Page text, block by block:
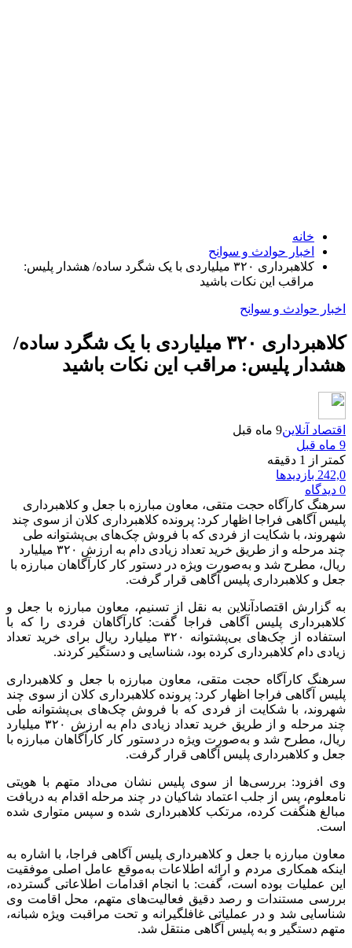
خانه
اخبار حوادث و سوانح
کلاهبرداری ۳۲۰ میلیاردی با یک شگرد ساده/ هشدار پلیس:
مراقب این نکات باشید
اخبار حوادث و سوانح
کلاهبرداری ۳۲۰ میلیاردی با یک شگرد ساده/
هشدار پلیس: مراقب این نکات باشید
اقتصاد آنلاین9 ماه قبل
9 ماه قبل
کمتر از 1 دقیقه
242,0 بازدیدها
0 دیدگاه
سرهنگ کارآگاه حجت متقی، معاون مبارزه با جعل و کلاهبرداری
پلیس آگاهی فراجا اظهار کرد: پرونده کلاهبرداری کلان از سوی چند
شهروند، با شکایت از فردی که با فروش چک‌های بی‌پشتوانه طی
چند مرحله و از طریق خرید تعداد زیادی دام به ارزش ۳۲۰ میلیارد
ریال، مطرح شد و به‌صورت ویژه در دستور کار کارآگاهان مبارزه با
جعل و کلاهبرداری پلیس آگاهی قرار گرفت.
به گزارش اقتصادآنلاین به نقل از تسنیم، معاون مبارزه با جعل و
کلاهبرداری پلیس آگاهی فراجا گفت: کارآگاهان فردی را که با
استفاده از چک‌های بی‌پشتوانه ۳۲۰ میلیارد ریال برای خرید تعداد
زیادی دام کلاهبرداری کرده بود، شناسایی و دستگیر کردند.
سرهنگ کارآگاه حجت متقی، معاون مبارزه با جعل و کلاهبرداری
پلیس آگاهی فراجا اظهار کرد: پرونده کلاهبرداری کلان از سوی چند
شهروند، با شکایت از فردی که با فروش چک‌های بی‌پشتوانه طی
چند مرحله و از طریق خرید تعداد زیادی دام به ارزش ۳۲۰ میلیارد
ریال، مطرح شد و به‌صورت ویژه در دستور کار کارآگاهان مبارزه با
جعل و کلاهبرداری پلیس آگاهی قرار گرفت.
وی افزود: بررسی‌ها از سوی پلیس نشان می‌داد متهم با هویتی
نامعلوم، پس از جلب اعتماد شاکیان در چند مرحله اقدام به دریافت
مبالغ هنگفت کرده، مرتکب کلاهبرداری شده و سپس متواری شده
است.
معاون مبارزه با جعل و کلاهبرداری پلیس آگاهی فراجا، با اشاره به
اینکه همکاری مردم و ارائه اطلاعات به‌موقع عامل اصلی موفقیت
این عملیات بوده است، گفت: با انجام اقدامات اطلاعاتی گسترده،
بررسی مستندات و رصد دقیق فعالیت‌های متهم، محل اقامت وی
شناسایی شد و در عملیاتی غافلگیرانه و تحت مراقبت ویژه شبانه،
متهم دستگیر و به پلیس آگاهی منتقل شد.